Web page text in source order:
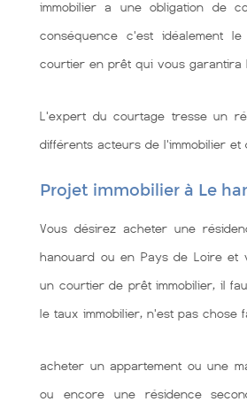
immobilier a une obligation de
conséquence c'est idéalement
courtier en prêt qui vous garantira
L'expert du courtage tresse un
différents acteurs de l'immobilier et
Projet immobilier à Le
Vous désirez acheter une
hanouard ou en Pays de Loire et
un courtier de prêt immobilier, il
le taux immobilier, n'est pas chose
acheter un appartement ou une
ou encore une résidence